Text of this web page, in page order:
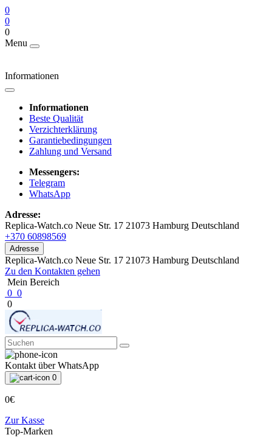
0
0
0
Menu
Informationen
Informationen
Beste Qualität
Verzichterklärung
Garantiebedingungen
Zahlung und Versand
Messengers:
Telegram
WhatsApp
Adresse:
Replica-Watch.co Neue Str. 17 21073 Hamburg Deutschland
+370 60898569
Adresse
Replica-Watch.co Neue Str. 17 21073 Hamburg Deutschland
Zu den Kontakten gehen
Mein Bereich
0 0
0
Kontakt über WhatsApp
0
0€
Zur Kasse
Top-Marken